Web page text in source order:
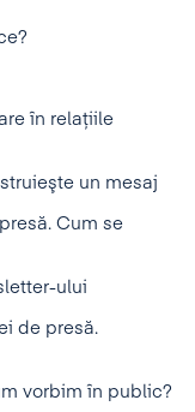
în relaţiile
un mesaj
Cum se
ului
de presă.
vorbim în public?